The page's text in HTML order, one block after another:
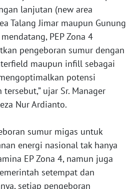
lanjutan (new area
Talang Jimar maupun Gunung
PEP Zona 4
pengeboran sumur dengan
maupun infill sebagai
potensi
ujar Sr. Manager
Nur Ardianto.
sumur migas untuk
energi nasional tak hanya
EP Zona 4, namun juga
setempat dan
setiap pengeboran